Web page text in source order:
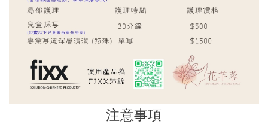
注意事項